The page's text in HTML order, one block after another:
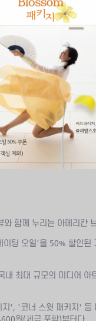
함께 누리는 아메리칸
팅 오일'을 50% 할인
내 최대 규모의 미디어
코너 스윗 패키지' 등